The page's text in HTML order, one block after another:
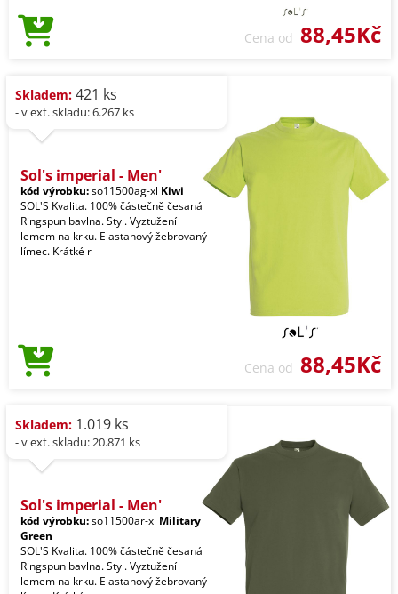
Cena od 88,45Kč
Skladem: 421 ks
- v ext. skladu: 6.267 ks
Sol's imperial - Men'
kód výrobku:so11500ag-xl Kiwi
SOL'S Kvalita. 100% částečně česaná
Ringspun bavlna. Styl. Vyztužení
lemem na krku. Elastanový žebrovaný
límec. Krátké r
Cena od 88,45Kč
Skladem: 1.019 ks
- v ext. skladu: 20.871 ks
Sol's imperial - Men'
kód výrobku:so11500ar-xl Military
Green
SOL'S Kvalita. 100% částečně česaná
Ringspun bavlna. Styl. Vyztužení
lemem na krku. Elastanový žebrovaný